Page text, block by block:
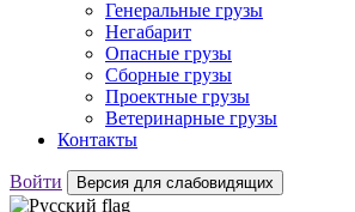
Генеральные грузы
Негабарит
Опасные грузы
Сборные грузы
Проектные грузы
Ветеринарные грузы
Контакты
Войти Версия для слабовидящих